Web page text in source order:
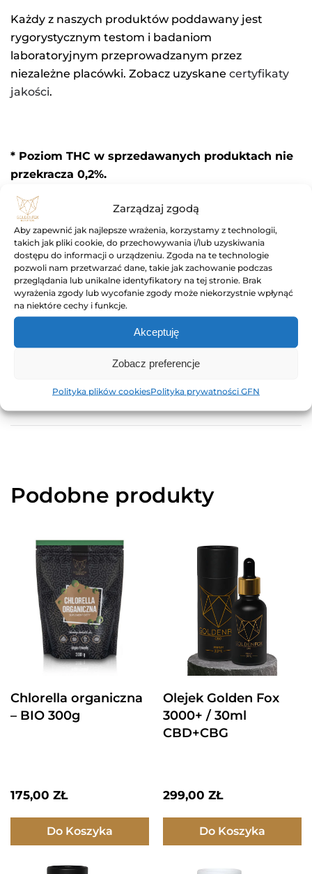
Zarządzaj zgodą
Aby zapewnić jak najlepsze wrażenia, korzystamy z technologii,
takich jak pliki cookie, do przechowywania i/lub uzyskiwania
dostępu do informacji o urządzeniu. Zgoda na te technologie
pozwoli nam przetwarzać dane, takie jak zachowanie podczas
przeglądania lub unikalne identyfikatory na tej stronie. Brak
wyrażenia zgody lub wycofanie zgody może niekorzystnie wpłynąć
na niektóre cechy i funkcje.
Akceptuję
Zobacz preferencje
Polityka plików cookiesPolityka prywatności GFN
Każdy z naszych produktów poddawany jest
rygorystycznym testom i badaniom
laboratoryjnym przeprowadzanym przez
niezależne placówki. Zobacz uzyskane certyfikaty
jakości.
* Poziom THC w sprzedawanych produktach nie
przekracza 0,2%.
CBDnie jest przeznaczony do diagnozowania,
leczenia lub zapobiegania jakiejkolwiek chorobie.
Informacje dodatkowe
Podobne produkty
Chlorella organiczna
– BIO 300g
175,00 ZŁ
Do Koszyka
Olejek Golden Fox
3000+ / 30ml
CBD+CBG
299,00 ZŁ
Do Koszyka